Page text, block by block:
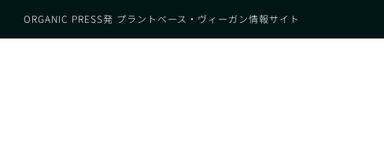
ORGANIC PRESS発 プラントベース・ヴィーガン情報サイト